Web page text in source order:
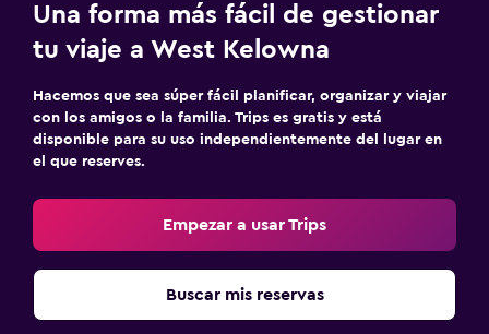
Una forma más fácil de gestionar
tu viaje a West Kelowna
Hacemos que sea súper fácil planificar, organizar y viajar
con los amigos o la familia. Trips es gratis y está
disponible para su uso independientemente del lugar en
el que reserves.
Empezar a usar Trips
Buscar mis reservas